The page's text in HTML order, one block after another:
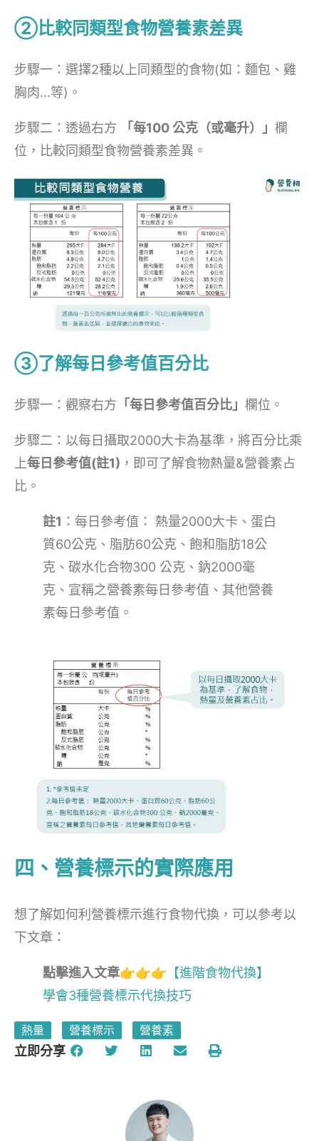
②比較同類型食物營養素差異
步驟一：選擇2種以上同類型的食物(如：麵包、雞
胸肉…等)。
步驟二：透過右方 「每100 公克（或毫升）」 欄
位，比較同類型食物營養素差異。
③了解每日參考值百分比
步驟一：觀察右方 「每日參考值百分比」 欄位。
步驟二：以每日攝取2000大卡為基準，將百分比乘
上每日參考值(註1) ，即可了解食物熱量&營養素占
比。
註1 ：每日參考值： 熱量2000大卡、蛋白
質60公克、脂肪60公克、飽和脂肪18公
克、碳水化合物300 公克、鈉2000毫
克、宣稱之營養素每日參考值、其他營養
素每日參考值。
四、營養標示的實際應用
想了解如何利營養標示進行食物代換，可以參考以
下文章：
點擊進入文章👉👉👉 【進階食物代換】
學會3種營養標示代換技巧
熱量 營養標示 營養素
立即分享